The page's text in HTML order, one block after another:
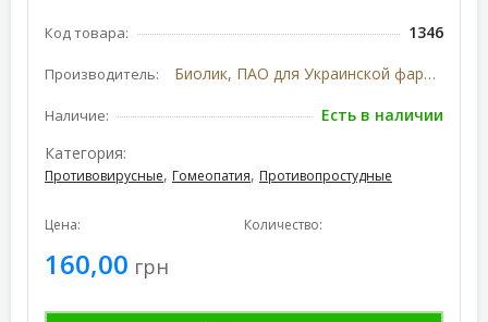
Код товара: 1346
Производитель: Биолик, ПАО для Украинской фармацевтической компании
Наличие:
Есть в наличии
Категория:
Противовирусные, Гомеопатия, Противопростудные
Цена:
160,00 грн
Количество: